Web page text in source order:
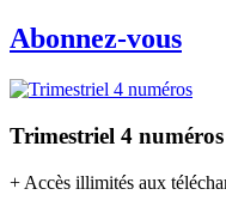
Abonnez-vous
Trimestriel 4 numéros
+ Accès illimités aux